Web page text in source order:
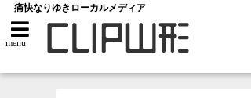
痛快なりゆきローカルメディア
menu